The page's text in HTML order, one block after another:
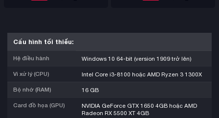
Cấu hình tối thiểu:
Hệ điều hành Windows 10 64-bit (version 1909 trở lên)
Vi xử lý (CPU) Intel Core i3-8100 hoặc AMD Ryzen 3 1300X
Bộ nhớ (RAM) 16 GB
Card đồ họa (GPU)
NVIDIA GeForce GTX 1650 4GB hoặc AMD
Radeon RX 5500 XT 4GB